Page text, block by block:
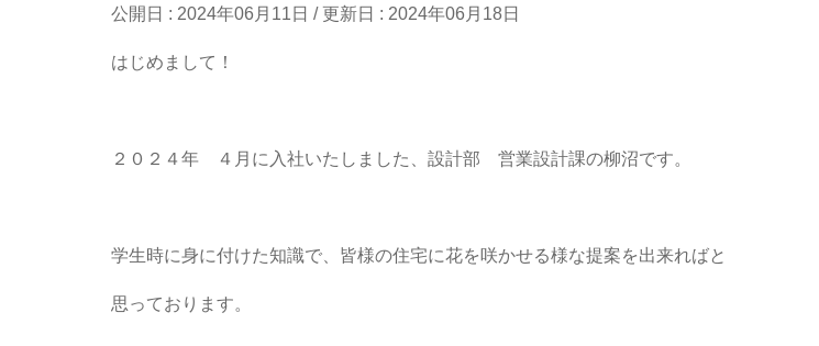
公開日 : 2024年06月11日 / 更新日 : 2024年06月18日
はじめまして！
２０２４年 ４月に入社いたしました、設計部 営業設計課の柳沼です。
学生時に身に付けた知識で、皆様の住宅に花を咲かせる様な提案を出来ればと
思っております。